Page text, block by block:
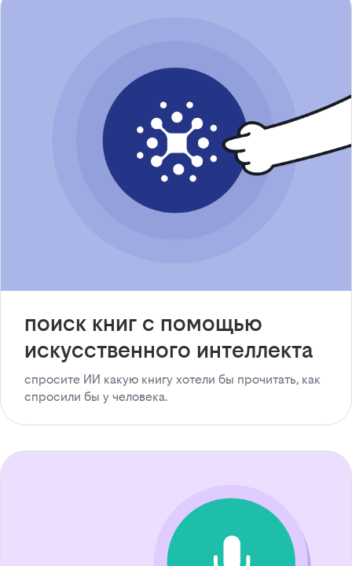
поиск книг с помощью
искусственного интеллекта
спросите ИИ какую книгу хотели бы прочитать, как
спросили бы у человека.